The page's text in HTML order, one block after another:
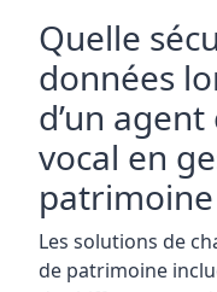
Quelle
données
d’un
vocal en
patrimoine
Les solutions de
de patrimoine